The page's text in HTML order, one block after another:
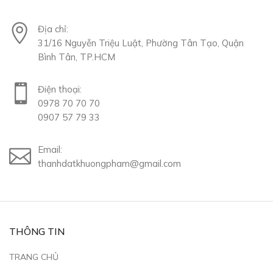
Địa chỉ:
31/16 Nguyễn Triệu Luật, Phường Tân Tạo, Quận
Bình Tân, TP.HCM
Điện thoại:
0978 70 70 70
0907 57 79 33
Email:
thanhdatkhuongpham@gmail.com
THÔNG TIN
TRANG CHỦ